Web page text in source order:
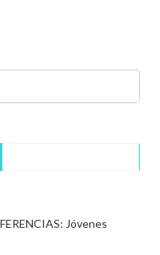
Jóvenes